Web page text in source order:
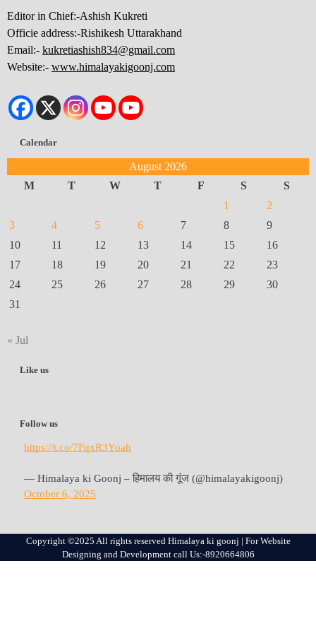
Editor in Chief:-Ashish Kukreti
Officie address:-Rishikesh Uttarakhand
Email:- kukretiashish834@gmail.com
Website:- www.himalayakigoonj.com
Calendar
August 2026
M
T W T F S
S
1
2
3
4 5 6 7 8
9
10
11 12 13 14 15
16
17
18 19 20 21 22
23
24
25 26 27 28 29
30
31
« Jul
Like us
Follow us
https://t.co/7FqxR3Yoah
— Himalaya ki Goonj – हिमालय की गूंज (@himalayakigoonj)
October 6, 2025
Copyright ©2025 All rights reserved Himalaya ki goonj | For Website
Designing and Development call Us:-8920664806